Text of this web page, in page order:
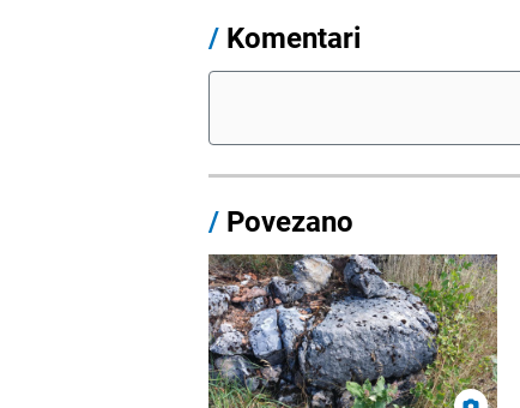
/ Komentari
/ Povezano